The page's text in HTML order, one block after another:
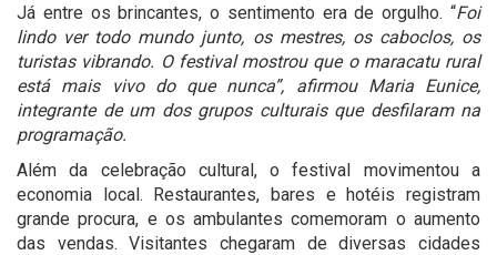
Já entre os brincantes, o sentimento era de orgulho. “Foi
lindo ver todo mundo junto, os mestres, os caboclos, os
turistas vibrando. O festival mostrou que o maracatu rural
está mais vivo do que nunca”, afirmou Maria Eunice,
integrante de um dos grupos culturais que desfilaram na
programação.
Além da celebração cultural, o festival movimentou a
economia local. Restaurantes, bares e hotéis registram
grande procura, e os ambulantes comemoram o aumento
das vendas. Visitantes chegaram de diversas cidades